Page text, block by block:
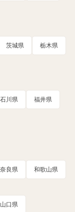
茨城県 栃木県
石川県 福井県
奈良県 和歌山県
山口県